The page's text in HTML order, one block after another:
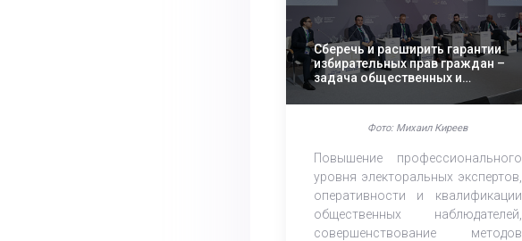
Сберечь и расширить гарантии
избирательных прав граждан –
задача общественных и
государственных институтов
Фото: Михаил Киреев
Повышение профессионального
уровня электоральных экспертов,
оперативности и квалификации
общественных наблюдателей,
совершенствование методов